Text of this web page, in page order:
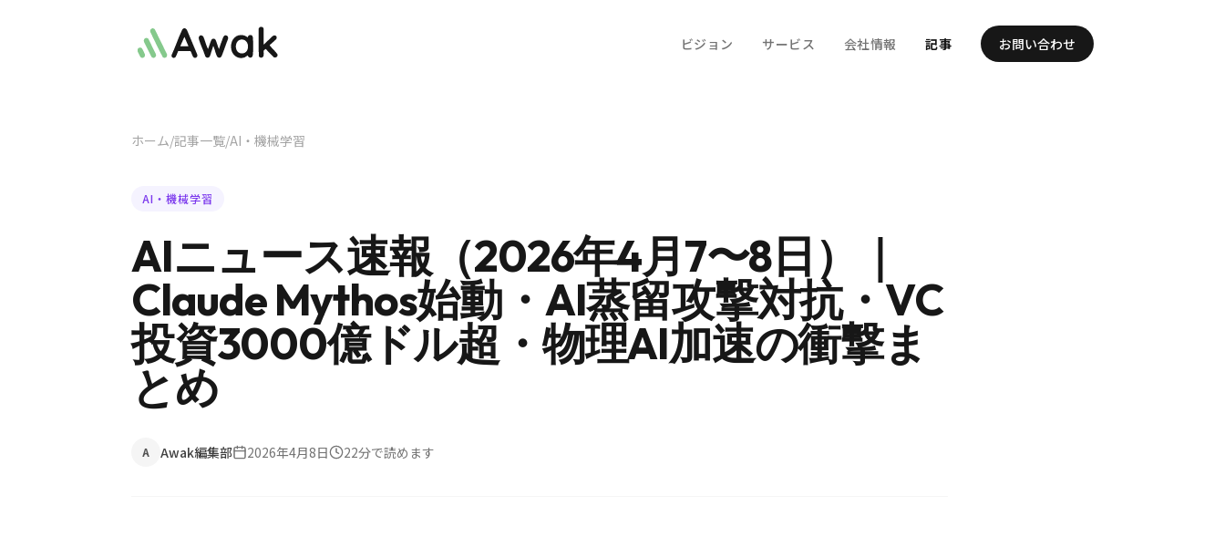
ビジョン サービス 会社情報 記事 お問い合わせ
ホーム/記事一覧/AI・機械学習
AI・機械学習
AIニュース速報（2026年4月7〜8日）｜
Claude Mythos始動・AI蒸留攻撃対抗・VC
投資3000億ドル超・物理AI加速の衝撃ま
とめ
A Awak編集部 2026年4月8日 22分で読めます